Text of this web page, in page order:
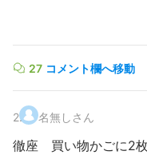
27 コメント欄へ移動
2. 名無しさん
徹座 買い物かごに2